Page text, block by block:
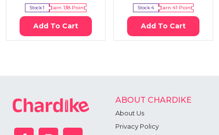
Stock:1 Earn138 Point
Add To Cart
Stock:4 Earn41 Point
Add To Cart
ABOUT CHARDIKE
About Us
Privacy Policy